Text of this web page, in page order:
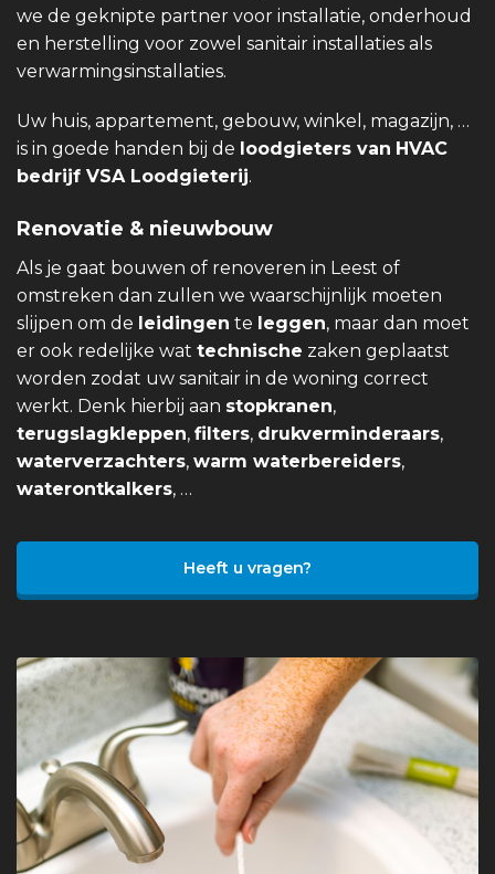
we de geknipte partner voor installatie, onderhoud
en herstelling voor zowel sanitair installaties als
verwarmingsinstallaties.
Uw huis, appartement, gebouw, winkel, magazijn, …
is in goede handen bij de loodgieters van HVAC
bedrijf VSA Loodgieterij.
Renovatie & nieuwbouw
Als je gaat bouwen of renoveren in Leest of
omstreken dan zullen we waarschijnlijk moeten
slijpen om de leidingen te leggen, maar dan moet
er ook redelijke wat technische zaken geplaatst
worden zodat uw sanitair in de woning correct
werkt. Denk hierbij aan stopkranen,
terugslagkleppen, filters, drukverminderaars,
waterverzachters, warm waterbereiders,
waterontkalkers, …
Heeft u vragen?